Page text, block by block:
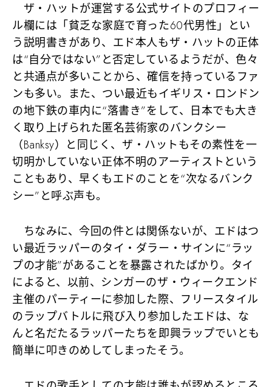
ザ・ハットが運営する公式サイトのプロフィー
ル欄には「貧乏な家庭で育った60代男性」とい
う説明書きがあり、エド本人もザ・ハットの正体
は“自分ではない”と否定しているようだが、色々
と共通点が多いことから、確信を持っているファ
ンも多い。また、つい最近もイギリス・ロンドン
の地下鉄の車内に“落書き”をして、日本でも大き
く取り上げられた匿名芸術家のバンクシー
（Banksy）と同じく、ザ・ハットもその素性を一
切明かしていない正体不明のアーティストという
こともあり、早くもエドのことを“次なるバンク
シー”と呼ぶ声も。
ちなみに、今回の件とは関係ないが、エドはつ
い最近ラッパーのタイ・ダラー・サインに“ラッ
プの才能”があることを暴露されたばかり。タイ
によると、以前、シンガーのザ・ウィークエンド
主催のパーティーに参加した際、フリースタイル
のラップバトルに飛び入り参加したエドは、な
んと名だたるラッパーたちを即興ラップでいとも
簡単に叩きのめしてしまったそう。